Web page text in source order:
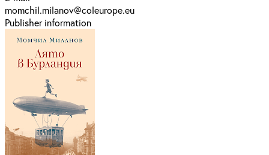
momchil.milanov@coleurope.eu
Publisher information